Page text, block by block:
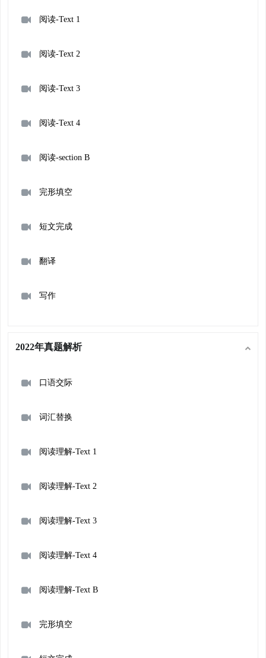
阅读-Text 1
阅读-Text 2
阅读-Text 3
阅读-Text 4
阅读-section B
完形填空
短文完成
翻译
写作
2022年真题解析
口语交际
词汇替换
阅读理解-Text 1
阅读理解-Text 2
阅读理解-Text 3
阅读理解-Text 4
阅读理解-Text B
完形填空